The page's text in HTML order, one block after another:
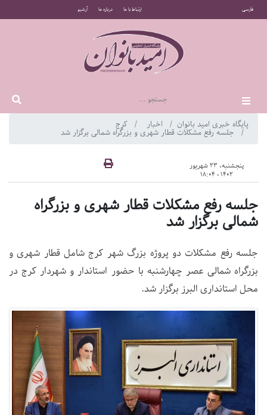
فارسی ارتباط با ما درباره ما آرشیو
پایگاه خبری امید بانوان اخبار کرج
جلسه رفع مشکلات قطار شهری و بزرگراه شمالی برگزار شد
پنجشنبه، 23 شهریور
1402 - 18:04
جلسه رفع مشکلات قطار شهری و بزرگراه
شمالی برگزار شد
جلسه رفع مشکلات دو پروژه بزرگ شهر کرج شامل قطار شهری و
بزرگراه شمالی عصر چهارشنبه با حضور استاندار و شهردار کرج در
محل استانداری البرز برگزار شد.